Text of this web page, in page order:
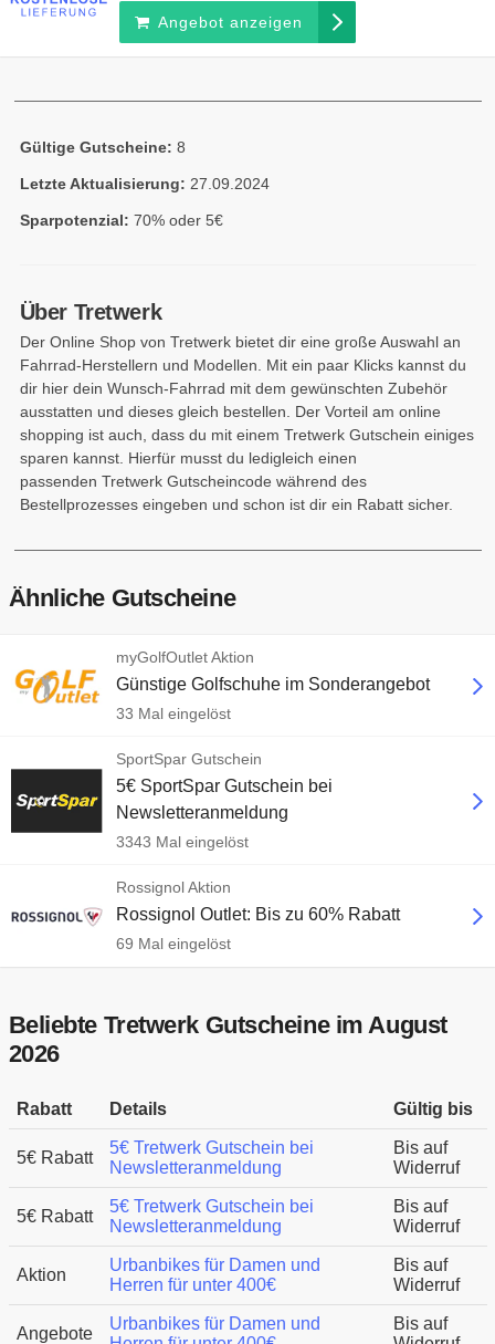
Angebot anzeigen
Gültige Gutscheine: 8
Letzte Aktualisierung: 27.09.2024
Sparpotenzial: 70% oder 5€
Über Tretwerk
Der Online Shop von Tretwerk bietet dir eine große Auswahl an
Fahrrad-Herstellern und Modellen. Mit ein paar Klicks kannst du
dir hier dein Wunsch-Fahrrad mit dem gewünschten Zubehör
ausstatten und dieses gleich bestellen. Der Vorteil am online
shopping ist auch, dass du mit einem Tretwerk Gutschein einiges
sparen kannst. Hierfür musst du ledigleich einen
passenden Tretwerk Gutscheincode während des
Bestellprozesses eingeben und schon ist dir ein Rabatt sicher.
Ähnliche Gutscheine
myGolfOutlet Aktion
Günstige Golfschuhe im Sonderangebot
33 Mal eingelöst
SportSpar Gutschein
5€ SportSpar Gutschein bei
Newsletteranmeldung
3343 Mal eingelöst
Rossignol Aktion
Rossignol Outlet: Bis zu 60% Rabatt
69 Mal eingelöst
Beliebte Tretwerk Gutscheine im August
2026
Rabatt Details Gültig bis
5€ Rabatt
5€ Tretwerk Gutschein bei
Newsletteranmeldung
Bis auf
Widerruf
5€ Rabatt
5€ Tretwerk Gutschein bei
Newsletteranmeldung
Bis auf
Widerruf
Aktion
Urbanbikes für Damen und
Herren für unter 400€
Bis auf
Widerruf
Angebote
Urbanbikes für Damen und
Bis auf